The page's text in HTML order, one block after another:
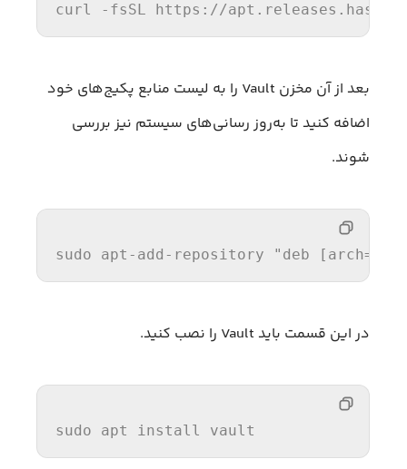
curl -fsSL https: //
بعد از آن مخزن Vault را به لیست منابع پکیج‌های خود
اضافه کنید تا به‌روز‌ رسانی‌های سیستم نیز بررسی
شوند.
sudo apt- add -repository "deb
در این قسمت باید Vault را نصب کنید.
sudo apt install vault